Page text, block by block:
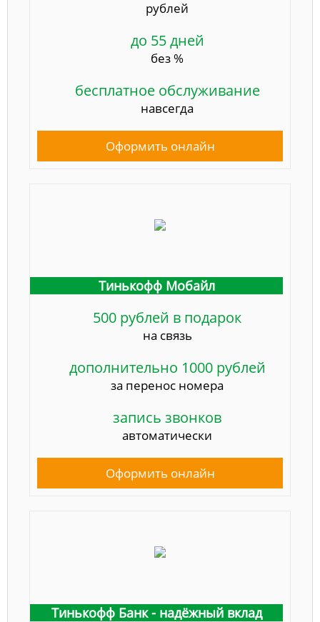
рублей
до 55 дней
без %
бесплатное обслуживание
навсегда
Оформить онлайн
Тинькофф Мобайл
500 рублей в подарок
на связь
дополнительно 1000 рублей
за перенос номера
запись звонков
автоматически
Оформить онлайн
Тинькофф Банк - надёжный вклад